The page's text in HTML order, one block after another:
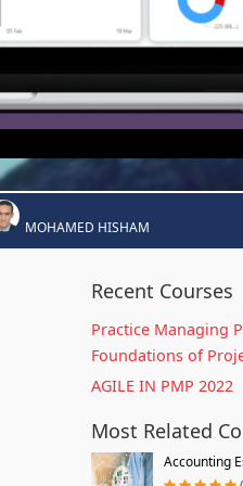
MOHAMED HISHAM
Recent Courses
Practice Managing
Foundations of
AGILE IN PMP 2022
Most Related
Accounting